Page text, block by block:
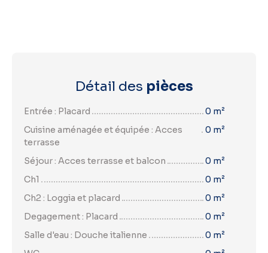
Détail des pièces
Entrée : Placard
0 m²
Cuisine aménagée et équipée : Acces
terrasse
0 m²
Séjour : Acces terrasse et balcon
0 m²
Ch1
0 m²
Ch2 : Loggia et placard
0 m²
Degagement : Placard
0 m²
Salle d'eau : Douche italienne
0 m²